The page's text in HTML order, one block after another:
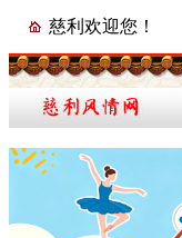
慈利欢迎您！